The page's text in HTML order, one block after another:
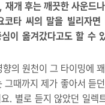
재개 후는 깨끗한 사운드
타 씨의 말을 빌리자면
심이 옮겨갔다고도 할 수
의 원천이 그 타이밍에
그때까지 제가 좋아서 듣
. 별로 듣지 않았던 일렉